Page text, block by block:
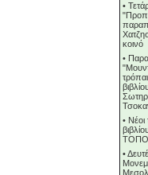
•
κοινό
•
• Νέοι
•